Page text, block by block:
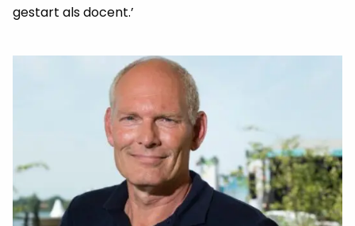
gestart als docent.’